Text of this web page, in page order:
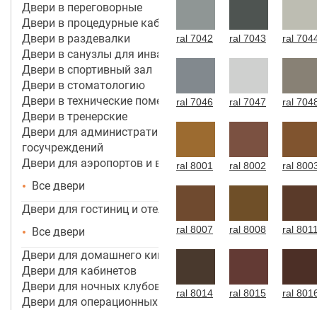
Двери в переговорные
Двери в процедурные кабинеты
Двери в раздевалки
Двери в санузлы для инвалидов
Двери в спортивный зал
Двери в стоматологию
Двери в технические помещения
Двери в тренерские
Двери для административных зданий и
госучреждений
Двери для аэропортов и вокзалов
Все двери
Двери для гостиниц и отелей
Все двери
Двери для домашнего кинотеатра
Двери для кабинетов
Двери для ночных клубов
Двери для операционных
ral 7042 ral 7043 ral
ral 7046 ral 7047 ral
ral 8001 ral 8002 ral
ral 8007 ral 8008 ral
ral 8014 ral 8015 ral